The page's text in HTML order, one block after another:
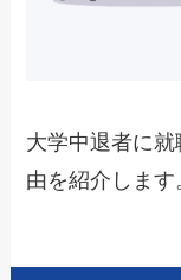
大学中退者に
由を紹介します